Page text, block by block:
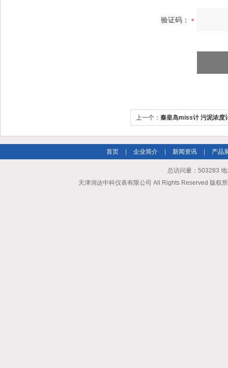
验证码：
上一个： 秦皇岛miss计 污泥浓度
首页 企业简介 新闻资讯 产品
总访问量：503283
天津润达中科仪表有限公司 All Rights Reserved 版权